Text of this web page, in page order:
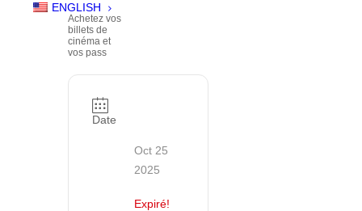
ENGLISH
Achetez vos
billets de
cinéma et
vos pass
Date
Oct 25
2025
Expiré!